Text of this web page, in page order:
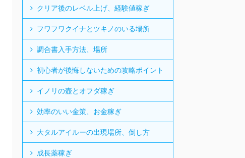
クリア後のレベル上げ、経験値稼ぎ
フワフワクイナとツキノのいる場所
調合書入手方法、場所
初心者が後悔しないための攻略ポイント
イノリの壺とオフダ稼ぎ
効率のいい金策、お金稼ぎ
大タルアイルーの出現場所、倒し方
成長薬稼ぎ